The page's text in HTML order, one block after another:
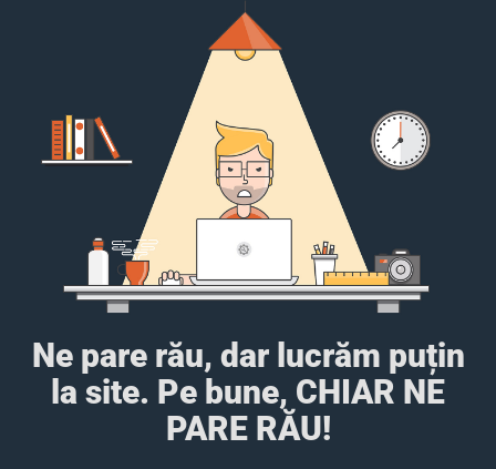
Ne pare rău, dar lucrăm puțin
la site. Pe bune, CHIAR NE
PARE RĂU!